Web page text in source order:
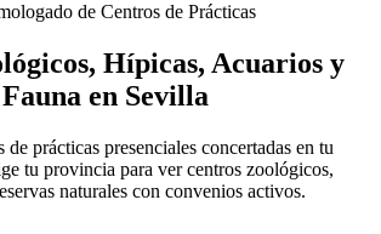
de Centros de Prácticas
Hípicas, Acuarios y
en Sevilla
de prácticas presenciales concertadas en tu
tu provincia para ver centros zoológicos,
naturales con convenios activos.